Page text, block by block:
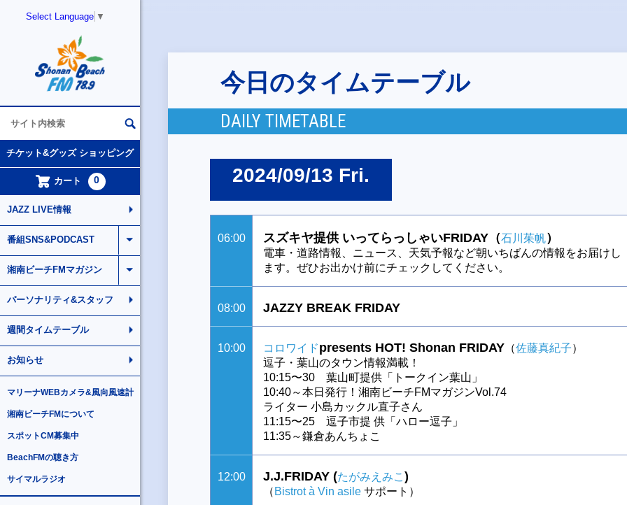
Select Language ▼
チケット&グッズ ショッピング
カート 0
JAZZ LIVE情報
番組SNS&PODCAST
湘南ビーチFMマガジン
パーソナリティ&スタッフ
週間タイムテーブル
お知らせ
マリーナWEBカメラ&風向風速計
湘南ビーチFMについて
スポットCM募集中
BeachFMの聴き方
サイマルラジオ
今日のタイムテーブル
DAILY TIMETABLE
2024/09/13 Fri.
06:00 スズキヤ提供 いってらっしゃいFRIDAY（石川茱帆）
電車・道路情報、ニュース、天気予報など朝いちばんの情報をお届けし
ます。ぜひお出かけ前にチェックしてください。
08:00 JAZZY BREAK FRIDAY
10:00 コロワイドpresents HOT! Shonan FRIDAY （佐藤真紀子）
逗子・葉山のタウン情報満載！
10:15〜30 葉山町提供「トークイン葉山」
10:40～本日発行！湘南ビーチFMマガジンVol.74
ライター 小島カックル直子さん
11:15〜25 逗子市提 供「ハロー逗子」
11:35～鎌倉あんちょこ
12:00 J.J.FRIDAY (たがみえみこ )
（ Bistrot à Vin asile サポート）